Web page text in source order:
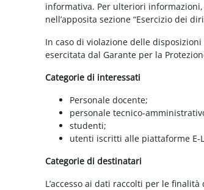
informativa. Per ulteriori
nell’apposita sezione “Esercizio dei
In caso di violazione delle
esercitata dal Garante per la
Categorie di interessati
Personale docente;
personale tecnico-
studenti;
utenti iscritti alle piattaforme E-
Categorie di destinatari
L’accesso ai dati raccolti per le